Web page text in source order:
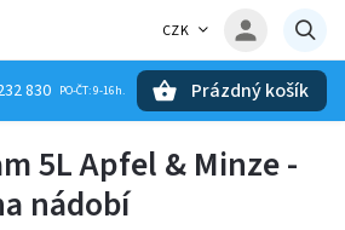
CZK
830 Prázdný košík
5L Apfel & Minze -
nádobí